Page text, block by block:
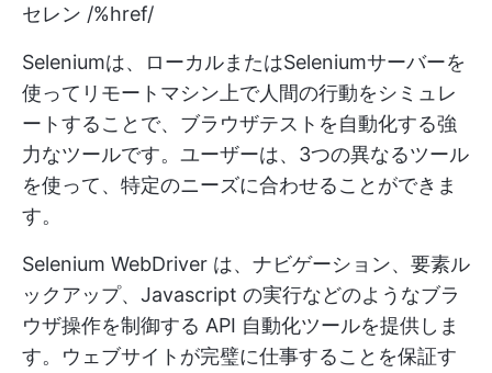
セレン /%href/
Seleniumは、ローカルまたはSeleniumサーバーを
使ってリモートマシン上で人間の行動をシミュレ
ートすることで、ブラウザテストを自動化する強
力なツールです。ユーザーは、3つの異なるツール
を使って、特定のニーズに合わせることができま
す。
Selenium WebDriver は、ナビゲーション、要素ル
ックアップ、Javascript の実行などのようなブラ
ウザ操作を制御する API 自動化ツールを提供しま
す。ウェブサイトが完璧に仕事することを保証す